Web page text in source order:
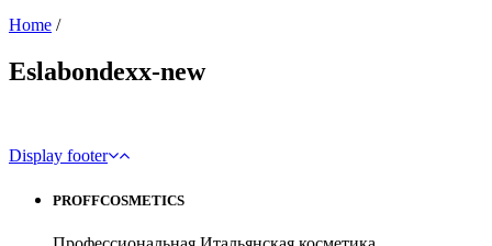
Home /
Eslabondexx-new
Display footer
PROFFCOSMETICS